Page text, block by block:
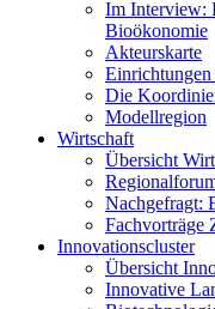
Im Interview:
Bioökonomie
Akteurskarte
Die
Modellregion
Wirtschaft
Übersicht
Nachgefragt:
Fachvorträge
Innovationscluster
Übersicht
Innovative